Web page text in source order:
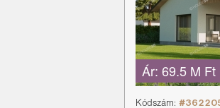
Ár: 69.5 M Ft
Kódszám: